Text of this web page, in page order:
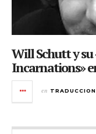
Will Schutt y
Incarnations»
en